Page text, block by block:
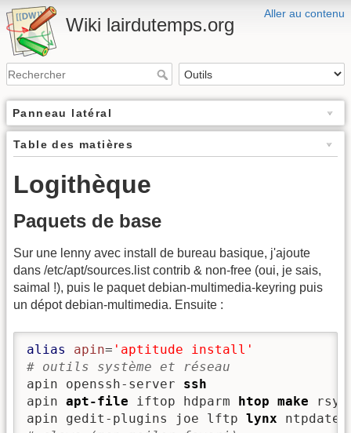
Aller au contenu
Wiki lairdutemps.org
Panneau latéral
Table des matières
Logithèque
Paquets de base
Sur une lenny avec install de bureau basique, j'ajoute
dans /etc/apt/sources.list contrib & non-free (oui, je sais,
saimal !), puis le paquet debian-multimedia-keyring puis
un dépot debian-multimedia. Ensuite :
alias apin= 'aptitude install'
# outils système et réseau
apin openssh-server ssh
apin apt-file iftop hdparm htop make
apin gedit-plugins joe lftp lynx